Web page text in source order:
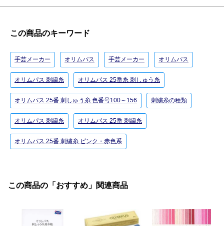
この商品のキーワード
手芸メーカー オリムパス 手芸メーカー オリムパス
オリムパス 刺繍糸 オリムパス 25番糸 刺しゅう糸
オリムパス 25番 刺しゅう糸 色番号100～156 刺繍糸の種類
オリムパス 刺繍糸 オリムパス 25番 刺繍糸
オリムパス 25番 刺繍糸 ピンク・赤色系
この商品の「おすすめ」関連商品